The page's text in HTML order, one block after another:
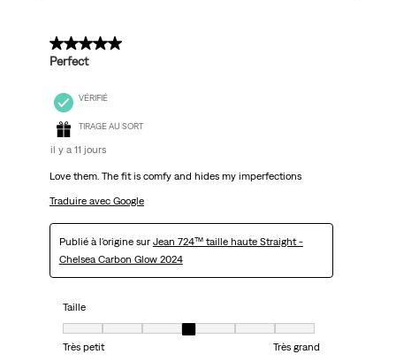
5 sur 5 étoiles.
Perfect
VÉRIFIÉ
TIRAGE AU SORT
il y a 11 jours
Love them. The fit is comfy and hides my imperfections
Traduire avec Google
Publié à l'origine sur Jean 724™ taille haute Straight -
Chelsea Carbon Glow 2024
Taille
Taille, 4 sur 7, où 1 est égal à Très petit et 7 est égal à Très grand
Très petit
Très grand